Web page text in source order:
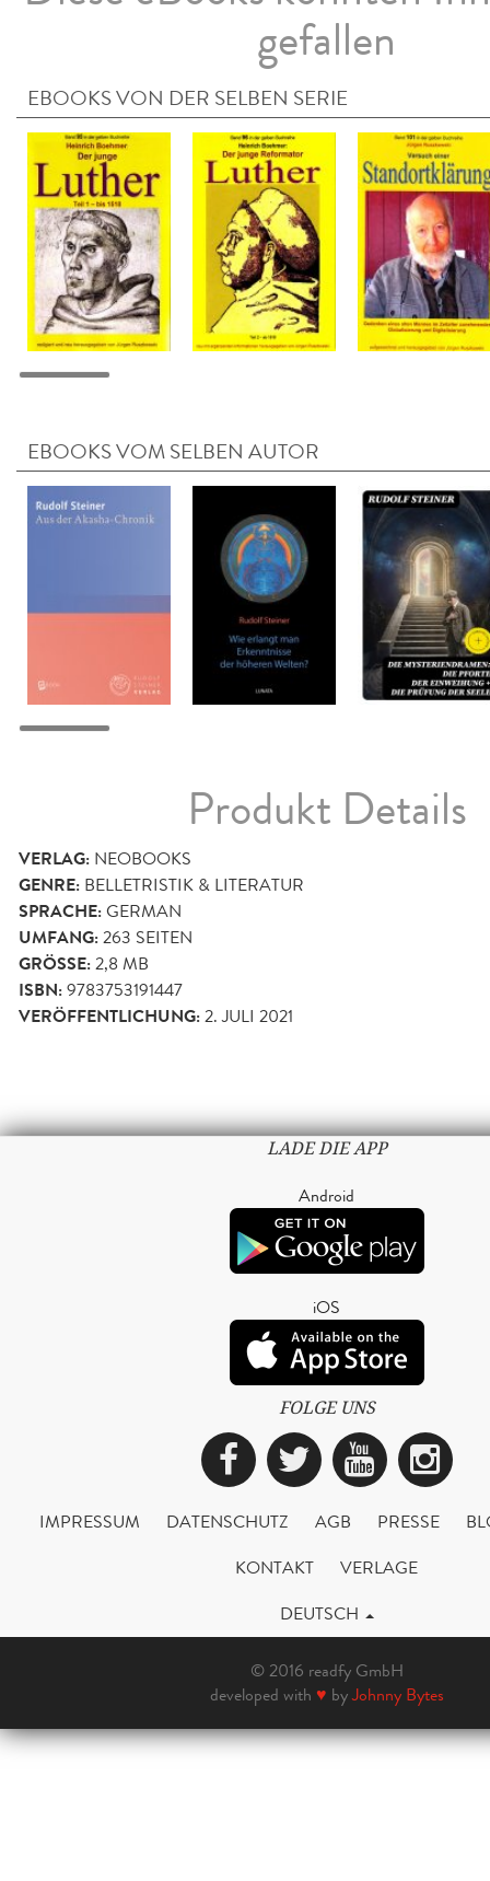
gefallen
EBOOKS VON DER SELBEN SERIE
EBOOKS VOM SELBEN AUTOR
Produkt Details
VERLAG: NEOBOOKS
GENRE: BELLETRISTIK & LITERATUR
SPRACHE:GERMAN
UMFANG:263 SEITEN
GRÖSSE: 2,8 MB
ISBN:9783753191447
VERÖFFENTLICHUNG:2. JULI 2021
LADE DIE APP
Android
iOS
FOLGE UNS
Facebook
Twitter
IMPRESSUM DATENSCHUTZ AGB PRESSE
KONTAKT
VERLAGE
DEUTSCH
© 2016 readfy GmbH
developed with ♥ byJohnny Bytes